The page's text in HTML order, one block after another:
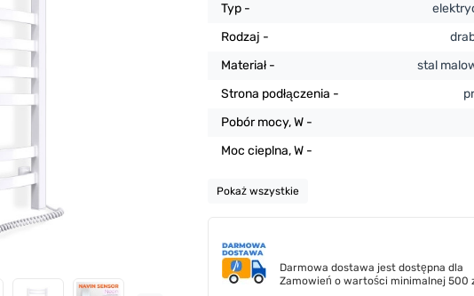
Typ -
Rodzaj -
Materiał -
stal
Strona podłączenia -
Pobór mocy, W -
Moc cieplna, W -
Pokaż wszystkie
Darmowa dostawa jest dostępna dla
Zamowień o wartości minimalnej 500